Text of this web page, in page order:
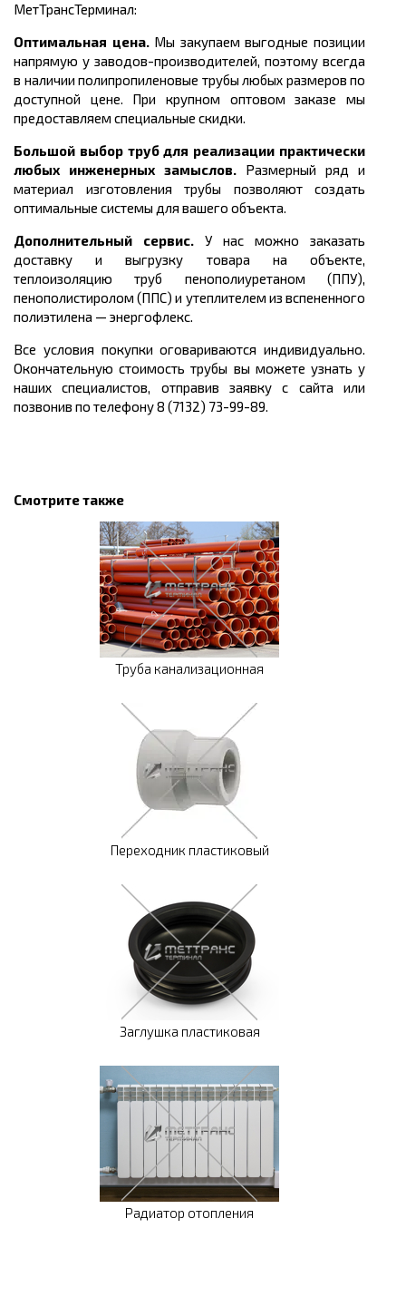
МетТрансТерминал:
Оптимальная цена.Мы закупаем выгодные позиции
напрямую у заводов-производителей, поэтому всегда
в наличии полипропиленовые трубы любых размеров по
доступной цене. При крупном оптовом заказе мы
предоставляем специальные скидки.
Большой выбор труб для реализации практически
любых инженерных замыслов. Размерный ряд и
материал изготовления трубы
позволяют создать
оптимальные системы для вашего объекта.
Дополнительный сервис. У нас можно заказать
доставку и выгрузку товара на объекте,
теплоизоляцию труб пенополиуретаном (ППУ),
пенополистиролом (ППС) и утеплителем из вспененного
полиэтилена — энергофлекс.
Все условия покупки оговариваются индивидуально.
Окончательную стоимость трубы вы можете узнать у
наших специалистов, отправив заявку с сайта или
позвонив по телефону 8 (7132) 73-99-89.
Смотрите также
Труба канализационная
Переходник пластиковый
Заглушка пластиковая
Радиатор отопления